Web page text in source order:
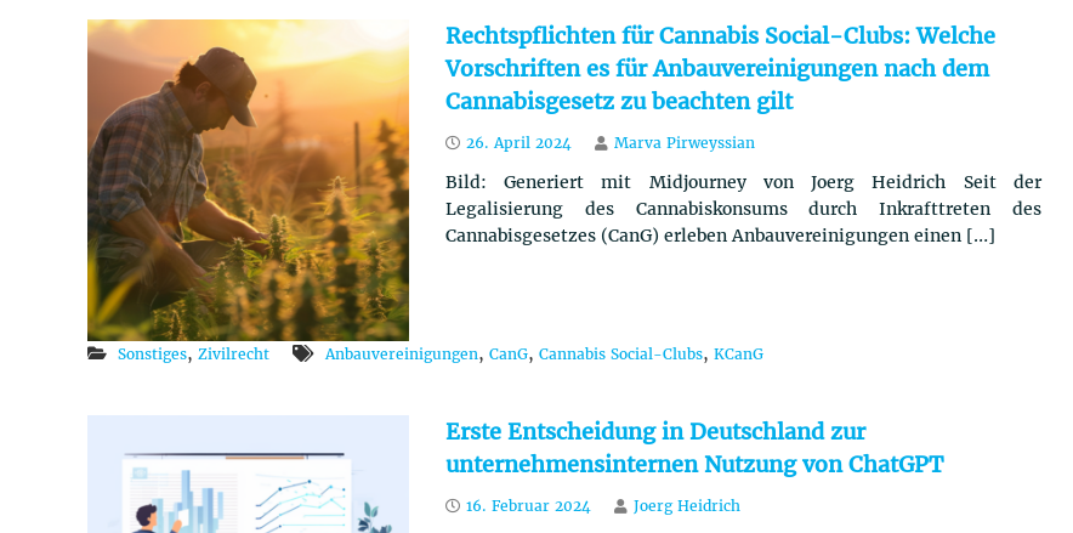
Rechtspflichten für Cannabis Social-Clubs: Welche
Vorschriften es für Anbauvereinigungen nach dem
Cannabisgesetz zu beachten gilt
26. April 2024 Marva Pirweyssian
Bild: Generiert mit Midjourney von Joerg Heidrich Seit der
Legalisierung des Cannabiskonsums durch Inkrafttreten des
Cannabisgesetzes (CanG) erleben Anbauvereinigungen einen […]
Sonstiges, Zivilrecht Anbauvereinigungen, CanG, Cannabis Social-Clubs, KCanG
Erste Entscheidung in Deutschland zur
unternehmensinternen Nutzung von ChatGPT
16. Februar 2024 Joerg Heidrich